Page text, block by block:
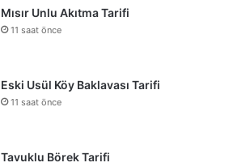
Mısır Unlu Akıtma Tarifi
11 saat önce
Eski Usül Köy Baklavası Tarifi
11 saat önce
Tavuklu Börek Tarifi